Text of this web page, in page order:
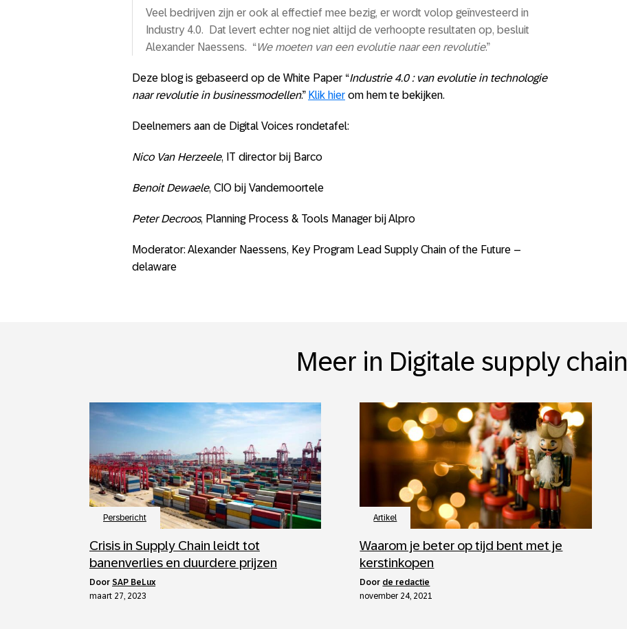
Veel bedrijven zijn er ook al effectief mee bezig, er wordt volop geïnvesteerd in
Industry 4.0. Dat levert echter nog niet altijd de verhoopte resultaten op, besluit
Alexander Naessens. “We moeten van een evolutie naar een revolutie.”
Deze blog is gebaseerd op de White Paper “Industrie 4.0 : van evolutie in technologie
naar revolutie in businessmodellen.” Klik hier om hem te bekijken.
Deelnemers aan de Digital Voices rondetafel:
Nico Van Herzeele, IT director bij Barco
Benoit Dewaele, CIO bij Vandemoortele
Peter Decroos, Planning Process & Tools Manager bij Alpro
Moderator: Alexander Naessens, Key Program Lead Supply Chain of the Future –
delaware
Meer in Digitale supply chain
Persbericht
Crisis in Supply Chain leidt tot
banenverlies en duurdere prijzen
door SAP BeLux
maart 27, 2023
Artikel
Waarom je beter op tijd bent met je
kerstinkopen
door de redactie
november 24, 2021